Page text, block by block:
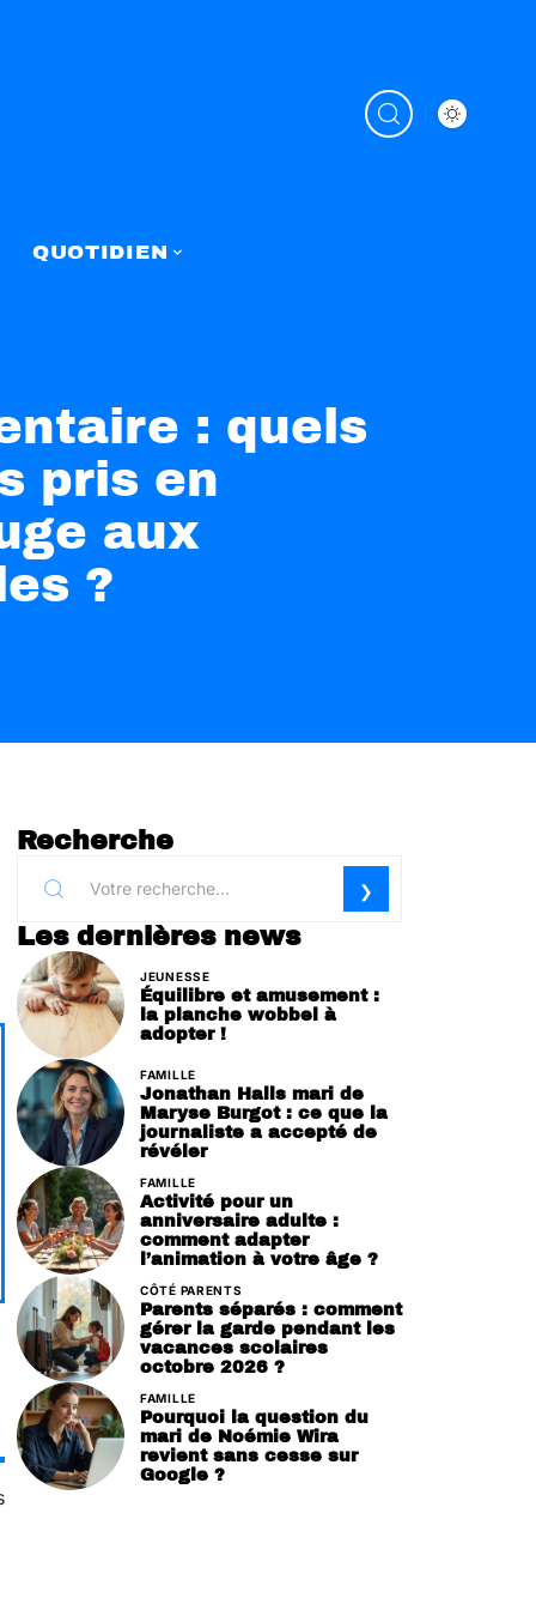
QUOTIDIEN
: quels
pris en
aux
?
Recherche
Les dernières news
JEUNESSE
Équilibre et amusement :
la planche wobbel à
adopter !
FAMILLE
Jonathan Halls mari de
Maryse Burgot : ce que la
journaliste a accepté de
révéler
FAMILLE
Activité pour un
anniversaire adulte :
comment adapter
l’animation à votre âge ?
CÔTÉ PARENTS
Parents séparés : comment
gérer la garde pendant les
vacances scolaires
octobre 2026 ?
FAMILLE
Pourquoi la question du
mari de Noémie Wira
revient sans cesse sur
Google ?